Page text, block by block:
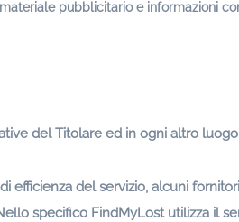
pubblicitario e informazioni
del Titolare ed in ogni altro
efficienza del servizio, alcuni
specifico FindMyLost utilizza il